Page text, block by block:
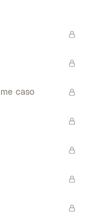
caso